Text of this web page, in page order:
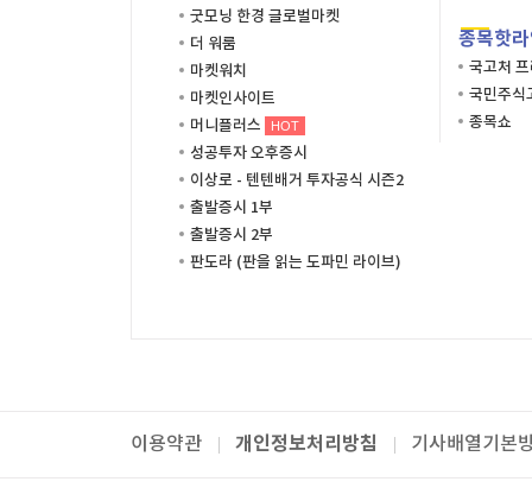
굿모닝 한경 글로벌마켓
더 워룸
마켓워치
마켓인사이트
머니플러스
HOT
성공투자 오후증시
이상로 - 텐텐배거 투자공식 시즌2
출발증시 1부
출발증시 2부
판도라 (판을 읽는 도파민 라이브)
종목핫
국고처
국민주식
종목쇼
이용약관 개인정보처리방침 기사배열기본
패밀리사이트